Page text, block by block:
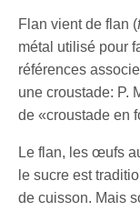
Flan vient de flan (
métal utilisé pour
références
une croustade: P.
de «croustade en
Le flan, les œufs
le sucre est
de cuisson. Mais